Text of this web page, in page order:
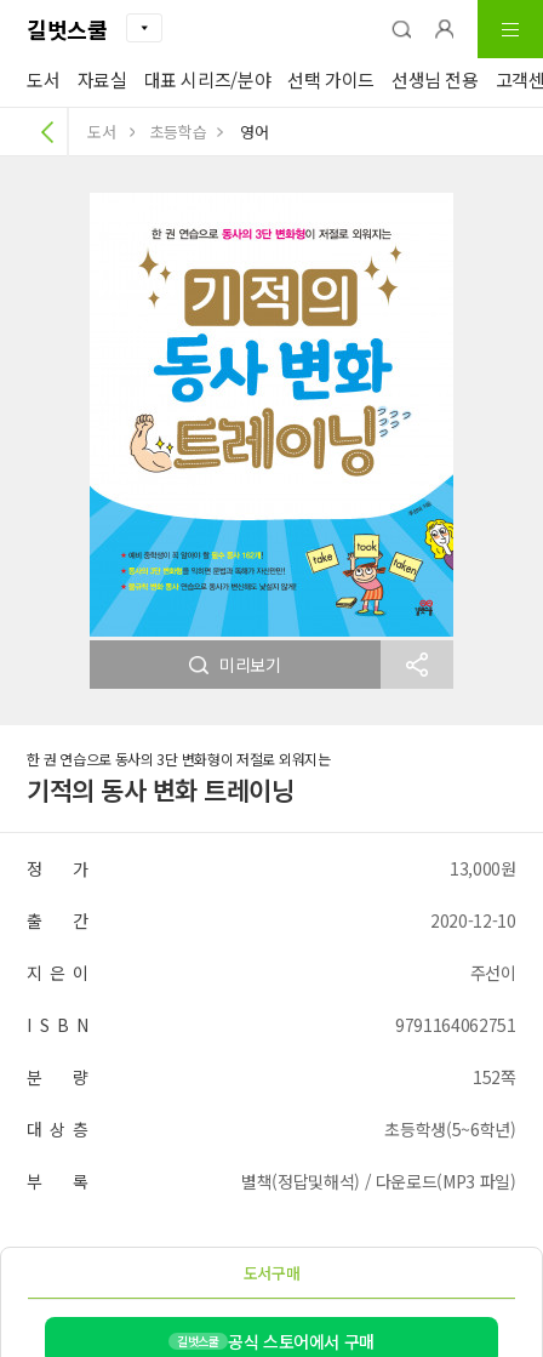
길벗스쿨
도서 자료실 대표 시리즈/분야 선택 가이드 선생님 전용 고객
도서 초등학습 영어
미리보기
한 권 연습으로 동사의 3단 변화형이 저절로 외워지는
기적의 동사 변화 트레이닝
정 가 13,000원
출 간 2020-12-10
지 은 이 주선이
I S B N 9791164062751
분 량 152쪽
대 상 층 초등학생(5~6학년)
부 록 별책(정답및해석) / 다운로드(MP3 파일)
도서구매
길벗스쿨 공식 스토어에서 구매